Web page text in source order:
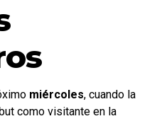
miércoles, cuando la
como visitante en la